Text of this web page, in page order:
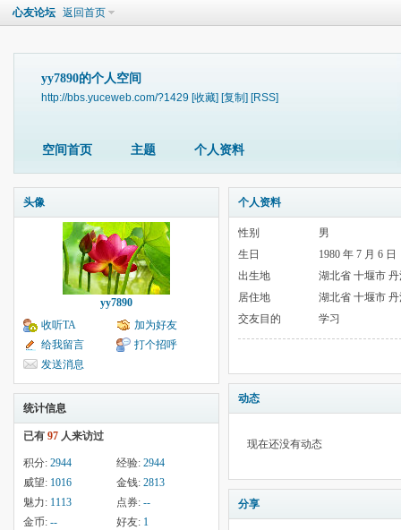
心友论坛 返回首页
yy7890的个人空间
http://bbs.yuceweb.com/?1429 [收藏] [复制] [RSS]
空间首页 主题 个人资料
头像
yy7890
收听TA
加为好友
给我留言
打个招呼
发送消息
统计信息
已有 97 人来访过
积分: 2944 经验: 2944
威望: 1016 金钱: 2813
魅力: 1113 点券: --
金币: -- 好友: 1
个人资料
性别
男
生日
1980 年 7 月 6 日
出生地
湖北省 十堰市
居住地
湖北省 十堰市
交友目的
学习
动态
现在还没有动态
分享